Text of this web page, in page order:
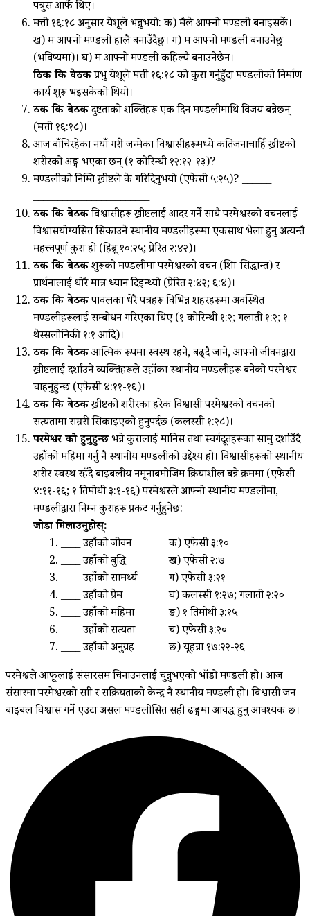
पत्रुस आफैं थिए।
मत्ती १६:१८ अनुसार येशूले भन्नुभयो:क) मैले आफ्नो मण्डली बनाइसकें।
ख) म आफ्नो मण्डली हालै बनाउँदैछु। ग) म आफ्नो मण्डली बनाउनेछु
(भविष्यमा)। घ) म आफ्नो मण्डली कहिल्यै बनाउनेछैन।
ठिक कि बेठीकप्रभु येशूले मत्ती १६:१८ को कुरा गर्नुहुँदा मण्डलीको निर्माण
कार्य शुरू भइसकेको थियो।
ठीक कि बेठीकदुष्टताको शक्तिहरू एक दिन मण्डलीमाथि विजय बन्नेछन्
(मत्ती १६:१८)।
आज बाँचिरहेका नयाँ गरी जन्मेका विश्वासीहरूमध्ये कतिजनाचाहिँ ख्रीष्टको
शरीरको अङ्ग भएका छन् (१ कोरिन्थी १२:१२-१३)? ______
मण्डलीको निम्ति ख्रीष्टले के गरिदिनुभयो (एफेसी ५:२५)? ______
________________________
ठीक कि बेठीकविश्वासीहरू ख्रीष्टलाई आदर गर्ने साथै परमेश्वरको वचनलाई
विश्वासयोग्यसित सिकाउने स्थानीय मण्डलीहरूमा एकसाथ भेला हुनु अत्यन्तै
महत्त्वपूर्ण कुरा हो (हिब्रू १०:२५; प्रेरित २:४२)।
ठीक कि बेठीकशुरूको मण्डलीमा परमेश्वरको वचन (शिक्षा-सिद्धान्त) र
प्रार्थनालाई थोरै मात्र ध्यान दिइन्थ्यो (प्रेरित २:४२; ६:४)।
ठीक कि बेठीकपावलका धेरै पत्रहरू विभिन्न शहरहरूमा अवस्थित
मण्डलीहरूलाई सम्बोधन गरिएका थिए (१ कोरिन्थी १:२; गलाती १:२; १
थेस्सलोनिकी १:१ आदि)।
ठीक कि बेठीकआत्मिक रूपमा स्वस्थ रहने, बढ्दै जाने, आफ्नो जीवनद्वारा
ख्रीष्टलाई दर्शाउने व्यक्तिहरूले उहाँका स्थानीय मण्डलीहरू बनेको परमेश्वर
चाहनुहुन्छ (एफेसी ४:११-१६)।
ठीक कि बेठीकख्रीष्टको शरीरका हरेक विश्वासी परमेश्वरको वचनको
सत्यतामा राम्ररी सिकाइएको हुनुपर्दछ (कलस्सी १:२८)।
परमेश्वर को हुनुहुन्छभन्ने कुरालाई मानिस तथा स्वर्गदूतहरूका सामु दर्शाउँदै
उहाँको महिमा गर्नु नै स्थानीय मण्डलीको उद्देश्य हो। विश्वासीहरूको स्थानीय
शरीर स्वस्थ रहँदै बाइबलीय नमूनाबमोजिम क्रियाशील बन्ने क्रममा (एफेसी
४:११-१६; १ तिमोथी ३:१-१६) परमेश्वरले आफ्नो स्थानीय मण्डलीमा,
मण्डलीद्वारा निम्न कुराहरू प्रकट गर्नुहुनेछ:
जोडा मिलाउनुहोस्:
____ उहाँको जीवन
____ उहाँको बुद्धि
____ उहाँको सामर्थ्य
____ उहाँको प्रेम
____ उहाँको महिमा
____ उहाँको सत्यता
____ उहाँको अनुग्रह
क) एफेसी ३:१०
ख) एफेसी २:७
ग) एफेसी ३:२१
घ) कलस्सी १:२७; गलाती २:२०
ङ) १ तिमोथी ३:१५
च) एफेसी ३:२०
छ) यूहन्ना १७:२२-२६
परमेश्वले आफूलाई संसारसमक्ष चिनाउनलाई चुन्नुभएको भाँडो मण्डली हो। आज
संसारमा परमेश्वरको साक्षी र सक्रियताको केन्द्र नै स्थानीय मण्डली हो। विश्वासी जन
बाइबल विश्वास गर्ने एउटा असल मण्डलीसित सही ढङ्गमा आवद्ध हुनु आवश्यक छ।